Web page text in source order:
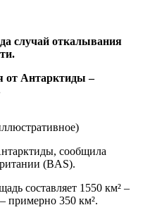
случай откалывания
сообщила
(BAS).
составляет 1550 км² –
примерно 350 км².